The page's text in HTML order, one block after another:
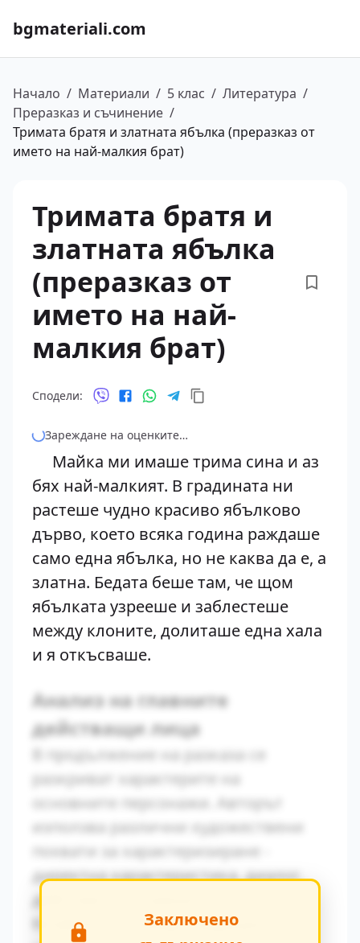
bgmateriali.com
Начало / Материали / 5 клас / Литература /
Преразказ и съчинение /
Тримата братя и златната ябълка (преразказ от
името на най-малкия брат)
Тримата братя и
златната ябълка
(преразказ от
името на най-
малкия брат)
Сподели:
Зареждане на оценките…
Майка ми имаше трима сина и аз
бях най-малкият. В градината ни
растеше чудно красиво ябълково
дърво, което всяка година раждаше
само една ябълка, но не каква да е, а
златна. Бедата беше там, че щом
ябълката узрееше и заблестеше
между клоните, долиташе една хала
и я откъсваше.
Анализ на главните
действащи лица
В продължение на разказа се
разкриват характерите на
основните персонажи. Авторът
използва различни художествени
похвати за характеризиране -
директна характеристика, диалог,
действия и вътрешен монолог.
Конфликтът между традиционните
Заключено